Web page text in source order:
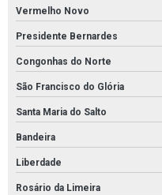
Vermelho Novo
Presidente Bernardes
Congonhas do Norte
São Francisco do Glória
Santa Maria do Salto
Bandeira
Liberdade
Rosário da Limeira